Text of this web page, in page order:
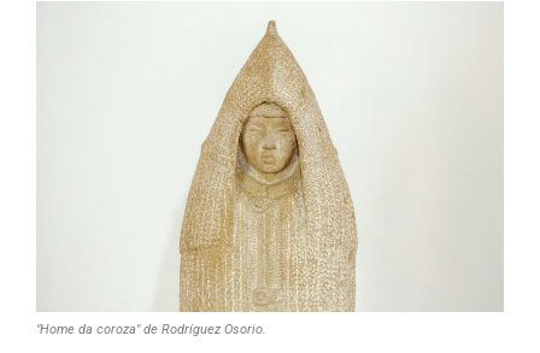
"Home da coroza" de Rodríguez Osorio.